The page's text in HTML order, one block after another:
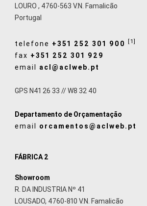
LOURO , 4760-563 V.N. Famalicão
Portugal
telefone +351 252 301 900 [1]
fax +351 252 301 929
email acl@aclweb.pt
GPS N41 26 33 // W8 32 40
Departamento de Orçamentação
email orcamentos@aclweb.pt
FÁBRICA 2
Showroom
R. DA INDUSTRIA Nº 41
LOUSADO, 4760-810 V.N. Famalicão